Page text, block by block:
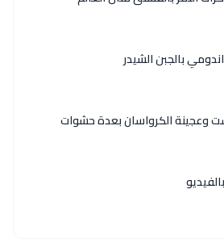
بالجبن الشيدر
وعجينة الكرواسان بعدة حشوات